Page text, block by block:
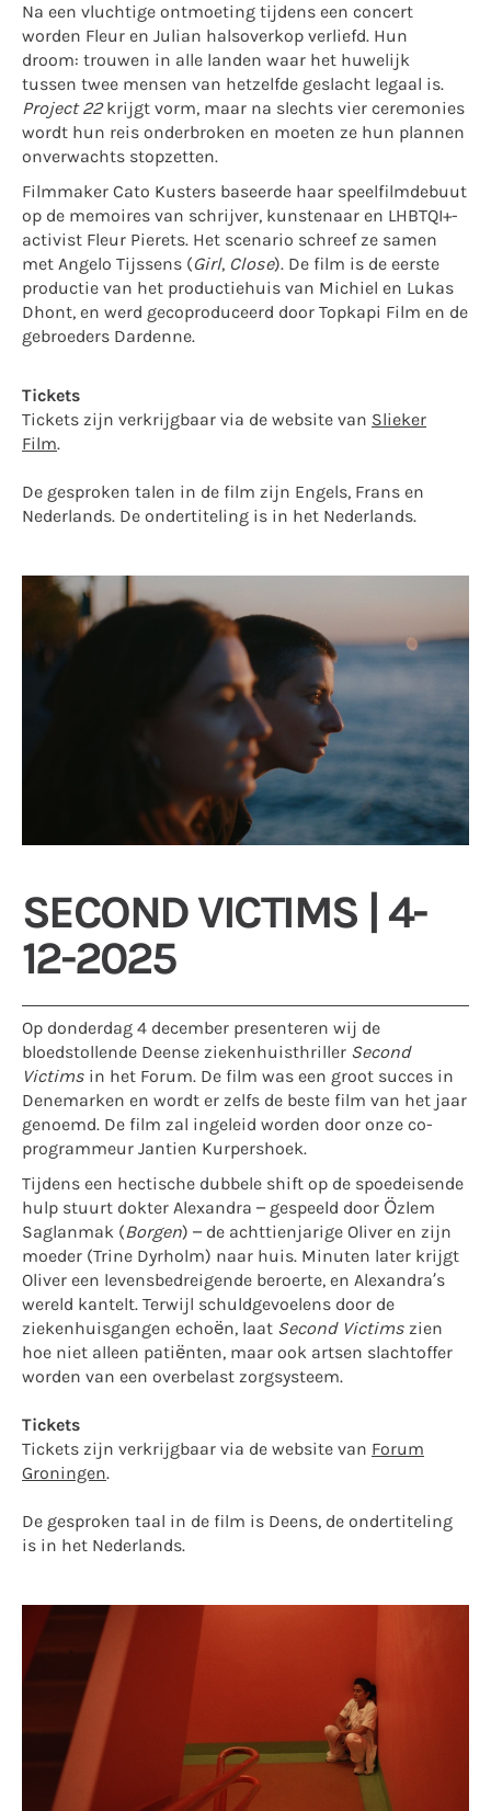
Na een vluchtige ontmoeting tijdens een concert
worden Fleur en Julian halsoverkop verliefd. Hun
droom: trouwen in alle landen waar het huwelijk
tussen twee mensen van hetzelfde geslacht legaal is.
Project 22krijgt vorm, maar na slechts vier ceremonies
wordt hun reis onderbroken en moeten ze hun plannen
onverwachts stopzetten.
Filmmaker Cato Kusters baseerde haar speelfilmdebuut
op de memoires van schrijver, kunstenaar en LHBTQI+-
activist Fleur Pierets. Het scenario schreef ze samen
met Angelo Tijssens (Girl, Close). De film is de eerste
productie van het productiehuis van Michiel en Lukas
Dhont, en werd gecoproduceerd door Topkapi Film en de
gebroeders Dardenne.
Tickets
Tickets zijn verkrijgbaar via de website van Slieker
Film.
De gesproken talen in de film zijn Engels, Frans en
Nederlands. De ondertiteling is in het Nederlands.
SECOND VICTIMS | 4-
12-2025
Op donderdag 4 december presenteren wij de
bloedstollende Deense ziekenhuisthriller Second
Victims in het Forum. De film was een groot succes in
Denemarken en wordt er zelfs de beste film van het jaar
genoemd. De film zal ingeleid worden door onze co-
programmeur Jantien Kurpershoek.
Tijdens een hectische dubbele shift op de spoedeisende
hulp stuurt dokter Alexandra – gespeeld door Özlem
Saglanmak (Borgen) – de achttienjarige Oliver en zijn
moeder (Trine Dyrholm) naar huis. Minuten later krijgt
Oliver een levensbedreigende beroerte, en Alexandra’s
wereld kantelt. Terwijl schuldgevoelens door de
ziekenhuisgangen echoën, laat Second Victims zien
hoe niet alleen patiënten, maar ook artsen slachtoffer
worden van een overbelast zorgsysteem.
Tickets
Tickets zijn verkrijgbaar via de website van Forum
Groningen.
De gesproken taal in de film is Deens, de ondertiteling
is in het Nederlands.